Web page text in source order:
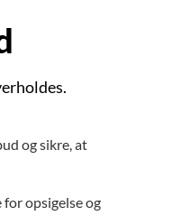
og sikre, at
opsigelse og